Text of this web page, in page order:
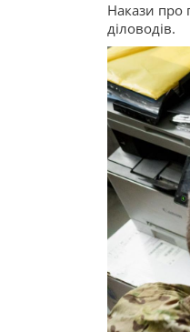
Накази про
діловодів.